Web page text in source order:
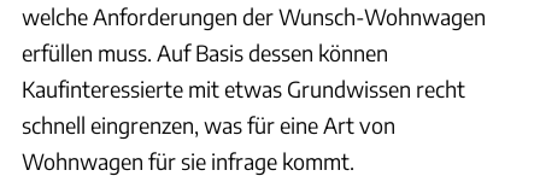
welche Anforderungen der Wunsch-Wohnwagen
erfüllen muss. Auf Basis dessen können
Kaufinteressierte mit etwas Grundwissen recht
schnell eingrenzen, was für eine Art von
Wohnwagen für sie infrage kommt.